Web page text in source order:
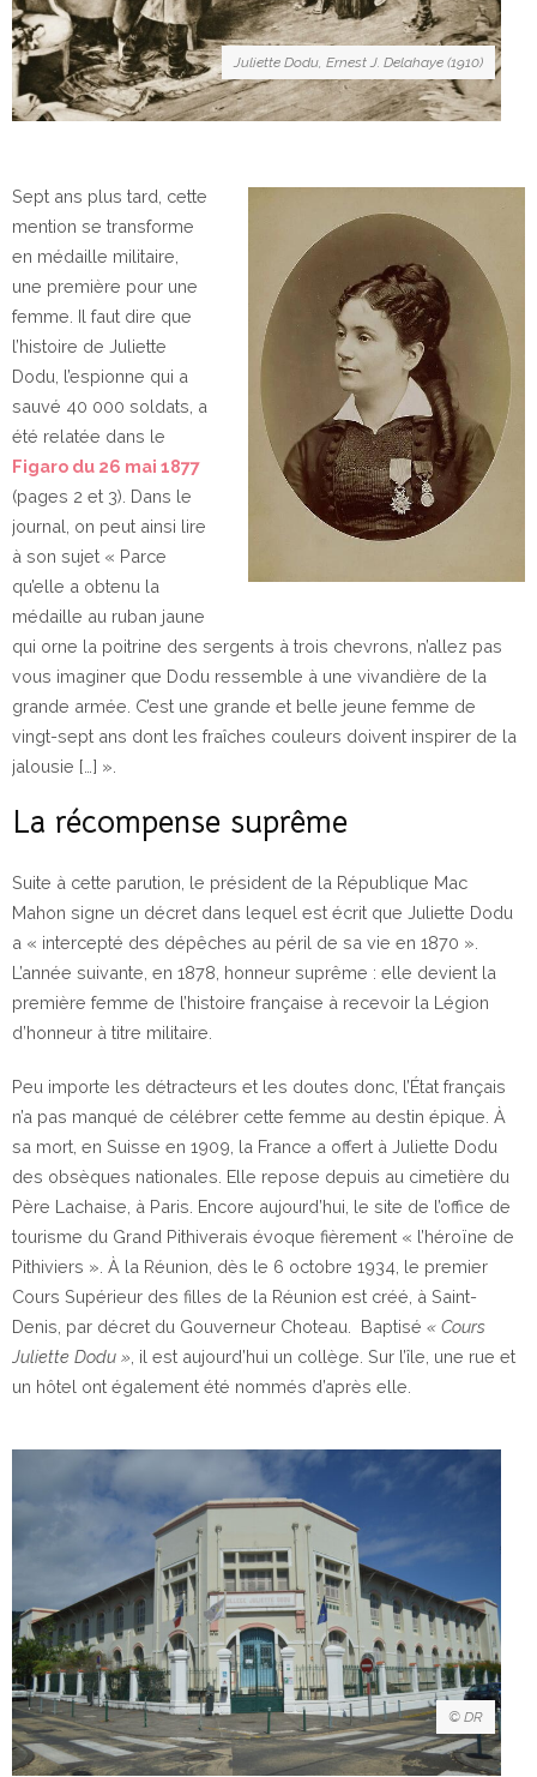
Juliette Dodu, Ernest J. Delahaye (1910)
Sept ans plus tard, cette
mention se transforme
en médaille militaire,
une première pour une
femme. Il faut dire que
l’histoire de Juliette
Dodu, l’espionne qui a
sauvé 40 000 soldats, a
été relatée dans le
Figaro du 26 mai 1877
(pages 2 et 3). Dans le
journal, on peut ainsi lire
à son sujet « Parce
qu’elle a obtenu la
médaille au ruban jaune
qui orne la poitrine des sergents à trois chevrons, n’allez pas
vous imaginer que Dodu ressemble à une vivandière de la
grande armée. C’est une grande et belle jeune femme de
vingt-sept ans dont les fraîches couleurs doivent inspirer de la
jalousie […] ».
La récompense suprême
Suite à cette parution, le président de la République Mac
Mahon signe un décret dans lequel est écrit que Juliette Dodu
a « intercepté des dépêches au péril de sa vie en 1870 ».
L’année suivante, en 1878, honneur suprême : elle devient la
première femme de l’histoire française à recevoir la Légion
d’honneur à titre militaire.
Peu importe les détracteurs et les doutes donc, l’État français
n’a pas manqué de célébrer cette femme au destin épique. À
sa mort, en Suisse en 1909, la France a offert à Juliette Dodu
des obsèques nationales. Elle repose depuis au cimetière du
Père Lachaise, à Paris. Encore aujourd’hui, le site de l’office de
tourisme du Grand Pithiverais évoque fièrement « l’héroïne de
Pithiviers ». À la Réunion, dès le 6 octobre 1934, le premier
Cours Supérieur des filles de la Réunion est créé, à Saint-
Denis, par décret du Gouverneur Choteau. Baptisé « Cours
Juliette Dodu » , il est aujourd’hui un collège. Sur l’île, une rue et
un hôtel ont également été nommés d’après elle.
© DR